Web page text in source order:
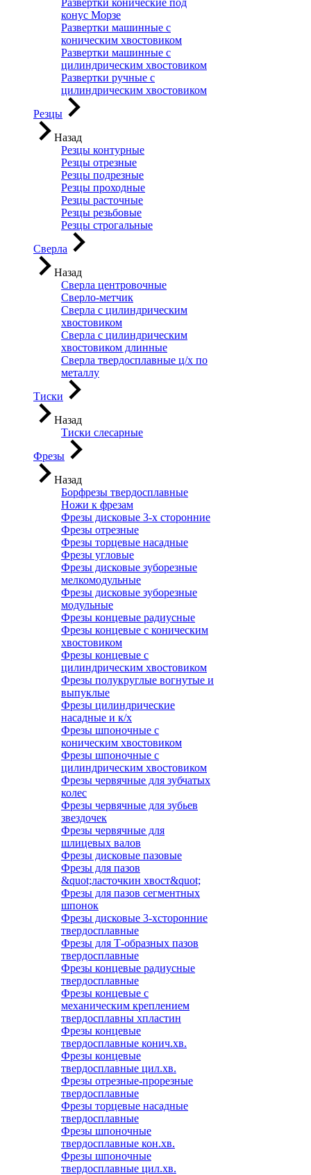
Развертки конические под
конус Морзе
Развертки машинные с
коническим хвостовиком
Развертки машинные с
цилиндрическим хвостовиком
Развертки ручные с
цилиндрическим хвостовиком
Резцы
Назад
Резцы контурные
Резцы отрезные
Резцы подрезные
Резцы проходные
Резцы расточные
Резцы резьбовые
Резцы строгальные
Сверла
Назад
Сверла центровочные
Сверло-метчик
Сверла с цилиндрическим
хвостовиком
Сверла с цилиндрическим
хвостовиком длинные
Сверла твердосплавные ц/х по
металлу
Тиски
Назад
Тиски слесарные
Фрезы
Назад
Борфрезы твердосплавные
Ножи к фрезам
Фрезы дисковые 3-х сторонние
Фрезы отрезные
Фрезы торцевые насадные
Фрезы угловые
Фрезы дисковые зуборезные
мелкомодульные
Фрезы дисковые зуборезные
модульные
Фрезы концевые радиусные
Фрезы концевые с коническим
хвостовиком
Фрезы концевые с
цилиндрическим хвостовиком
Фрезы полукруглые вогнутые и
выпуклые
Фрезы цилиндрические
насадные и к/х
Фрезы шпоночные с
коническим хвостовиком
Фрезы шпоночные с
цилиндрическим хвостовиком
Фрезы червячные для зубчатых
колес
Фрезы червячные для зубьев
звездочек
Фрезы червячные для
шлицевых валов
Фрезы дисковые пазовые
Фрезы для пазов
&quot;ласточкин хвост&quot;
Фрезы для пазов сегментных
шпонок
Фрезы дисковые 3-хсторонние
твердосплавные
Фрезы для Т-образных пазов
твердосплавные
Фрезы концевые радиусные
твердосплавные
Фрезы концевые с
механическим креплением
твердосплавны хпластин
Фрезы концевые
твердосплавные конич.хв.
Фрезы концевые
твердосплавные цил.хв.
Фрезы отрезные-прорезные
твердосплавные
Фрезы торцевые насадные
твердосплавные
Фрезы шпоночные
твердосплавные кон.хв.
Фрезы шпоночные
твердосплавные цил.хв.